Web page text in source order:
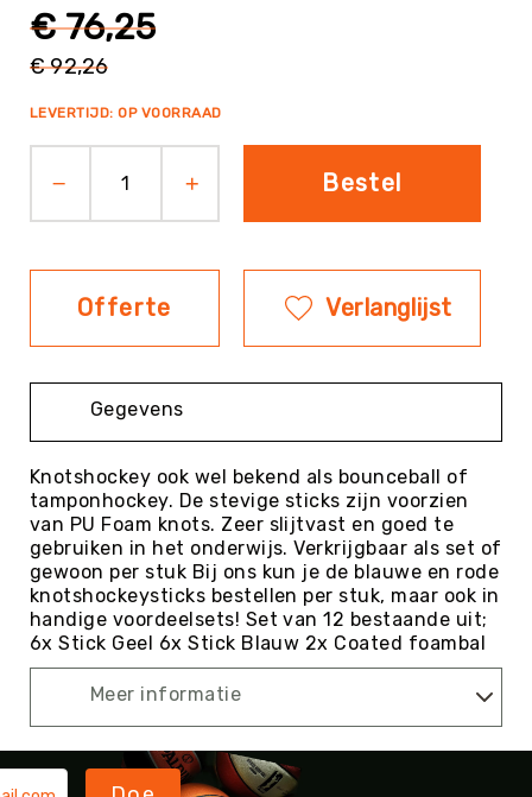
Dans
&
Sportvloeren
Floorball
Discgolf
Golf
Handbal
Hockey
&
Softbal
Jeu
de
Boules
KanJam
Kin-
&
Omnikin®
Klimmen
prijs
€ 92,26
€ 76,25
LEVERTIJD: OP VOORRAAD
Bestel
Offerte Verlanglijst
Gegevens
Knotshockey ook wel bekend als bounceball of
tamponhockey. De stevige sticks zijn voorzien
van PU Foam knots. Zeer slijtvast en goed te
gebruiken in het onderwijs. Verkrijgbaar als set of
gewoon per stuk Bij ons kun je de blauwe en rode
knotshockeysticks bestellen per stuk, maar ook in
handige voordeelsets! Set van 12 bestaande uit;
6x Stick Geel 6x Stick Blauw 2x Coated foambal
Meer informatie